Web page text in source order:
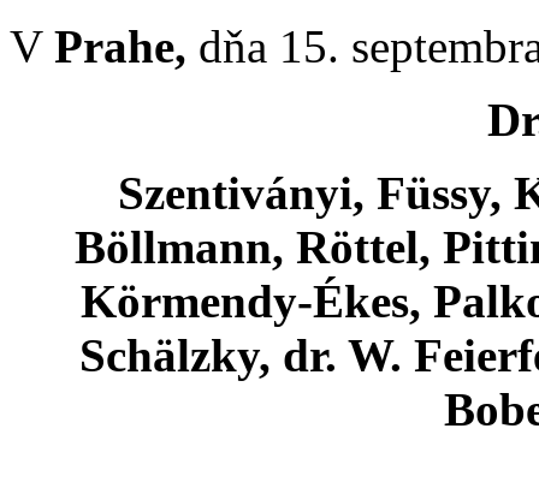
V Prahe, dňa 15.
Szentiványi, Füssy,
Böllmann, Röttel,
Körmendy-Ékes,
Schälzky, dr. W.